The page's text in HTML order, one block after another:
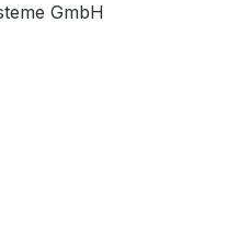
GmbH